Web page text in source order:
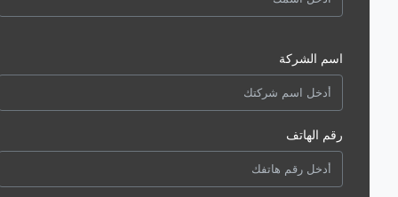
اسم الشركة
رقم الهاتف